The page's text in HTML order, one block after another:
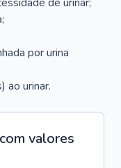
por urina
ao urinar.
valores